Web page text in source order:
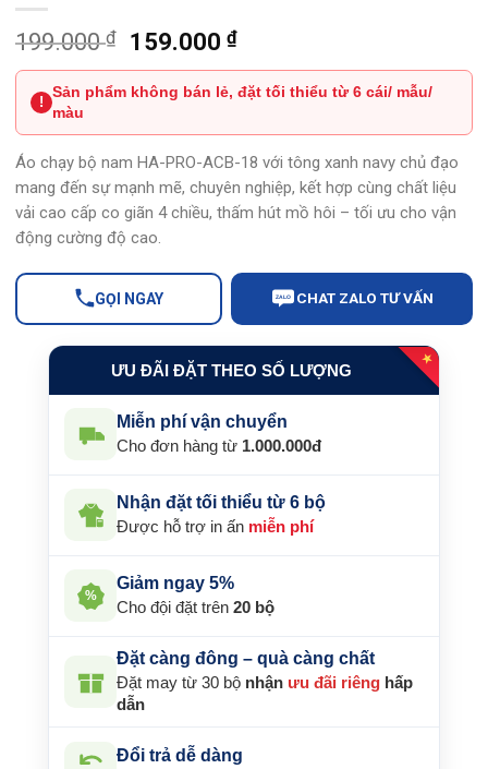
199.000₫
Giá
gốc
là:
199.000 ₫.
159.000 ₫Giá
hiện
tại
là:
159.000 ₫.
!
Sản phẩm không bán lẻ, đặt tối thiểu từ 6 cái/ mẫu/
màu
Áo chạy bộ nam HA-PRO-ACB-18 với tông xanh navy chủ đạo
mang đến sự mạnh mẽ, chuyên nghiệp, kết hợp cùng chất liệu
vải cao cấp co giãn 4 chiều, thấm hút mồ hôi – tối ưu cho vận
động cường độ cao.
GỌI NGAY ZALO CHAT ZALO TƯ VẤN
ƯU ĐÃI ĐẶT THEO SỐ LƯỢNG
★
Miễn phí vận chuyển
Cho đơn hàng từ 1.000.000đ
Nhận đặt tối thiểu từ 6 bộ
Được hỗ trợ in ấn miễn phí
%
Giảm ngay 5%
Cho đội đặt trên 20 bộ
Đặt càng đông – quà càng chất
Đặt may từ 30 bộ nhận ưu đãi riêng hấp
dẫn
Đổi trả dễ dàng